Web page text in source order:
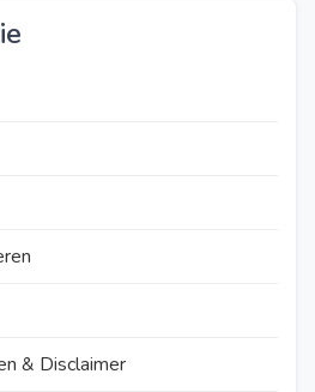
& Disclaimer